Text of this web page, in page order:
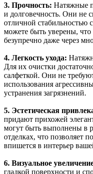
3. Прочность: Натяжные
и долговечность. Они не
отличной стабильностью
можете быть уверены, что
безупречно даже через
4. Легкость ухода:
Для их очистки
салфеткой. Они не
использования
устранения загрязнений.
5. Эстетическая
придают прихожей
могут быть выполнены в
отделках, что позволяет
впишется в интерьер
6. Визуальное
гладкой поверхности и